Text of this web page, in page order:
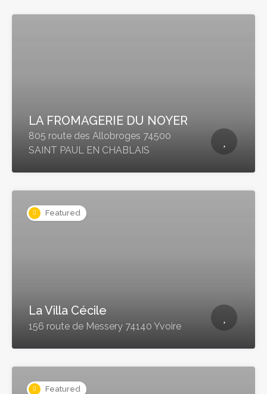
LA FROMAGERIE DU NOYER
805 route des Allobroges 74500
SAINT PAUL EN CHABLAIS
Featured
La Villa Cécile
156 route de Messery 74140 Yvoire
Featured